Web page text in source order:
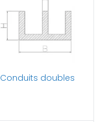
Conduits doubles